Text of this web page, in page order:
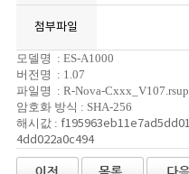
첨부파일
모델명 : ES-A1000
버전명 : 1.07
파일명 : R-Nova-
암호화 방식 : SHA-256
해시값 :
4dd022a0c494